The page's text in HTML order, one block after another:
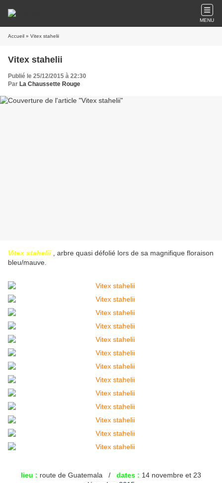
MENU
Accueil » Vitex stahelii
Vitex stahelii
Publié le 25/12/2015 à 22:30
Par La Chaussette Rouge
Vitex stahelii , arbre quasi défolié lors de sa magnifique floraison
bleu/mauve.
lieu : route de Guatemala / dates : 14 novembre et 23